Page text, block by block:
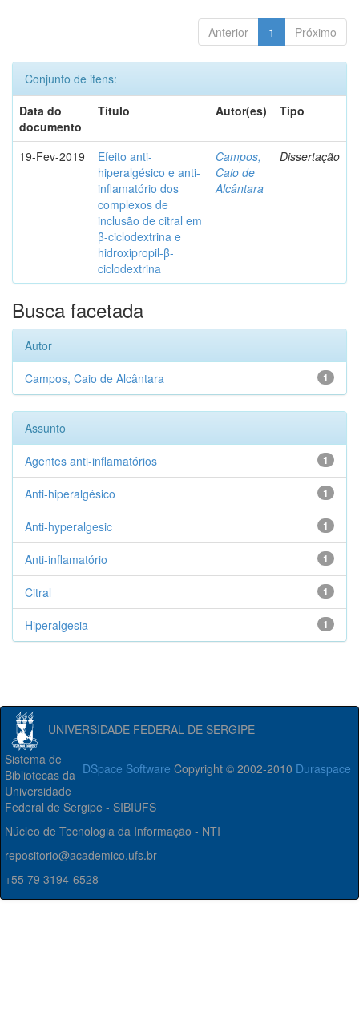
Anterior 1 Próximo
Conjunto de itens:
Data do
documento
Título Autor(es) Tipo
19-Fev-2019
Efeito anti-
hiperalgésico e anti-
inflamatório dos
complexos de
inclusão de citral em
β-ciclodextrina e
hidroxipropil-β-
ciclodextrina
Campos,
Caio de
Alcântara
Dissertação
Busca facetada
Autor
1
Campos, Caio de Alcântara
Assunto
1
Agentes anti-inflamatórios
1
Anti-hiperalgésico
1
Anti-hyperalgesic
1
Anti-inflamatório
1
Citral
1
Hiperalgesia
UNIVERSIDADE FEDERAL DE SERGIPE
DSpace Software Copyright © 2002-2010 Duraspace
Sistema de
Bibliotecas da
Universidade
Federal de Sergipe - SIBIUFS
Núcleo de Tecnologia da Informação - NTI
repositorio@academico.ufs.br
+55 79 3194-6528